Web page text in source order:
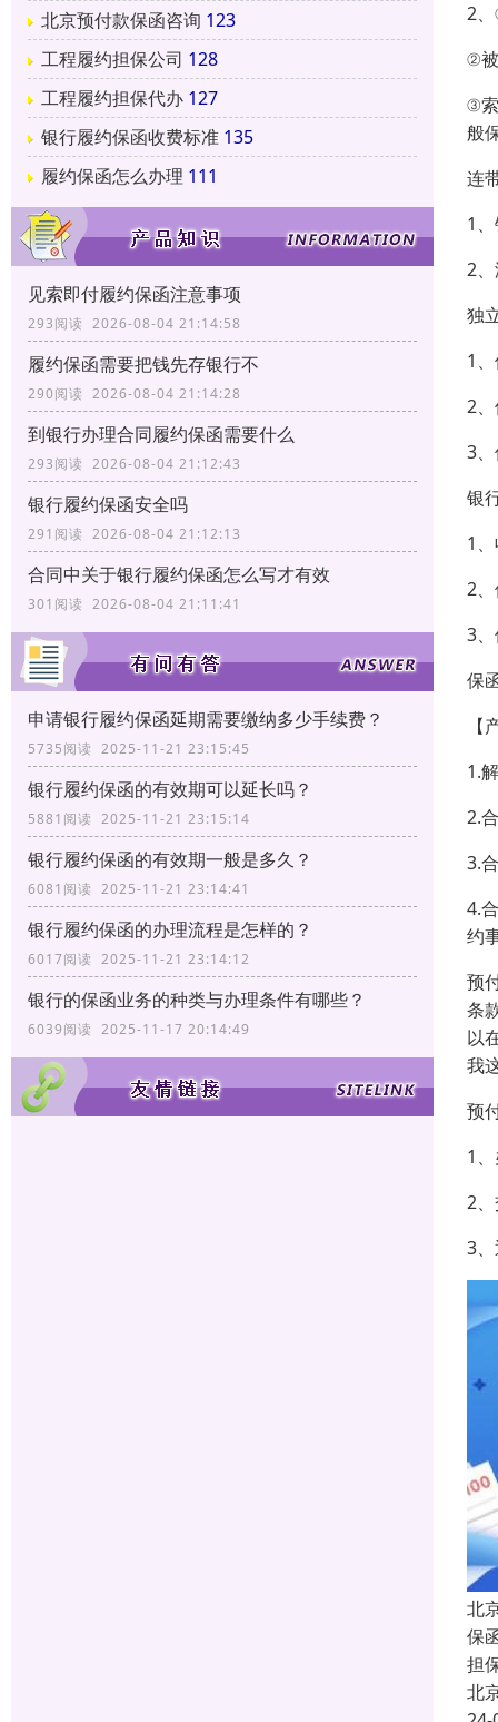
北京预付款保函咨询 123
工程履约担保公司 128
工程履约担保代办 127
银行履约保函收费标准 135
履约保函怎么办理 111
见索即付履约保函注意事项
293阅读 2026-08-04 21:14:58
履约保函需要把钱先存银行不
290阅读 2026-08-04 21:14:28
到银行办理合同履约保函需要什么
293阅读 2026-08-04 21:12:43
银行履约保函安全吗
291阅读 2026-08-04 21:12:13
合同中关于银行履约保函怎么写才有效
301阅读 2026-08-04 21:11:41
申请银行履约保函延期需要缴纳多少手续费？
5735阅读 2025-11-21 23:15:45
银行履约保函的有效期可以延长吗？
5881阅读 2025-11-21 23:15:14
银行履约保函的有效期一般是多久？
6081阅读 2025-11-21 23:14:41
银行履约保函的办理流程是怎样的？
6017阅读 2025-11-21 23:14:12
银行的保函业务的种类与办理条件有哪些？
6039阅读 2025-11-17 20:14:49
2
②
③
般
连
1
2
独
1
2
3
银
1
2
3
保
1.
2.
3.
4.
约
预
条
以
我
预
1
2
3
北
保
担
北